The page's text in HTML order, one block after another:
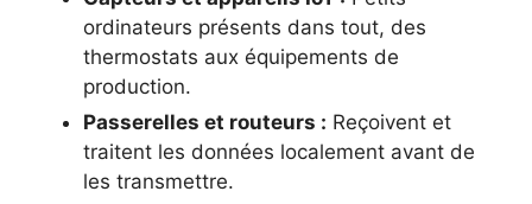
ordinateurs présents dans tout, des
thermostats aux équipements de
production.
Passerelles et routeurs : Reçoivent et
traitent les données localement avant de
les transmettre.